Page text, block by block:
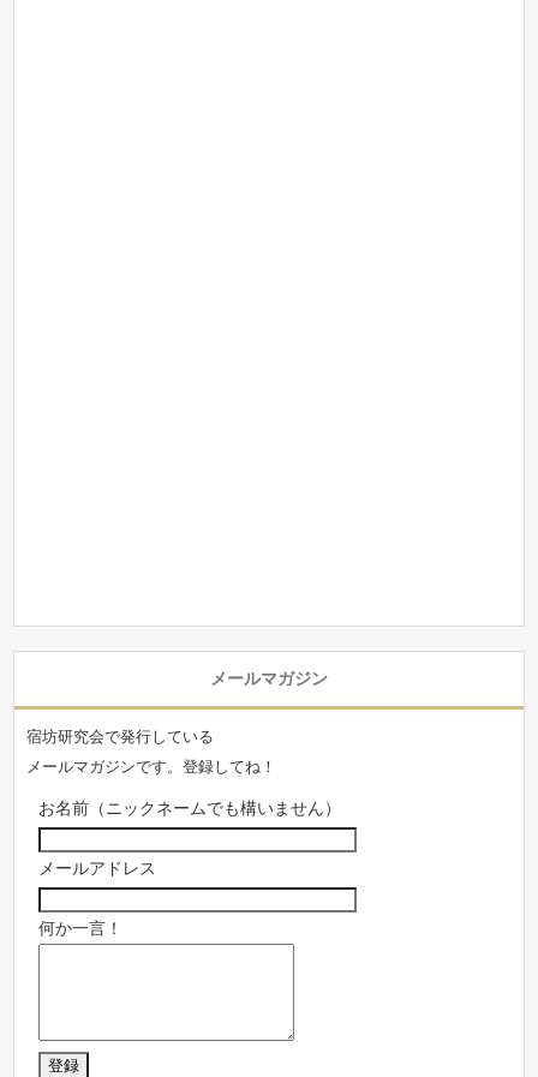
メールマガジン
宿坊研究会で発行している
メールマガジンです。登録してね！
お名前（ニックネームでも構いません）
メールアドレス
何か一言！